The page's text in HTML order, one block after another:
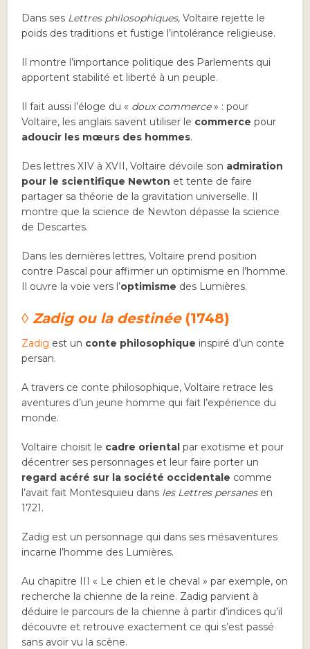
Dans ses Lettres philosophiques, Voltaire rejette le
poids des traditions et fustige l’intolérance religieuse.
Il montre l’importance politique des Parlements qui
apportent stabilité et liberté à un peuple.
Il fait aussi l’éloge du « doux commerce» : pour
Voltaire, les anglais savent utiliser le commerce pour
adoucir les mœurs des hommes.
Des lettres XIV à XVII, Voltaire dévoile son admiration
pour le scientifique Newton et tente de faire
partager sa théorie de la gravitation universelle. Il
montre que la science de Newton dépasse la science
de Descartes.
Dans les dernières lettres, Voltaire prend position
contre Pascal pour affirmer un optimisme en l’homme.
Il ouvre la voie vers l’optimisme des Lumières.
◊ Zadig ou la destinée (1748)
Zadig est un conte philosophique inspiré d’un conte
persan.
A travers ce conte philosophique, Voltaire retrace les
aventures d’un jeune homme qui fait l’expérience du
monde.
Voltaire choisit le cadre oriental par exotisme et pour
décentrer ses personnages et leur faire porter un
regard acéré sur la société occidentale comme
l’avait fait Montesquieu dans les Lettres persanes en
1721.
Zadig est un personnage qui dans ses mésaventures
incarne l’homme des Lumières.
Au chapitre III « Le chien et le cheval » par exemple, on
recherche la chienne de la reine. Zadig parvient à
déduire le parcours de la chienne à partir d’indices qu’il
découvre et retrouve exactement ce qui s’est passé
sans avoir vu la scène.